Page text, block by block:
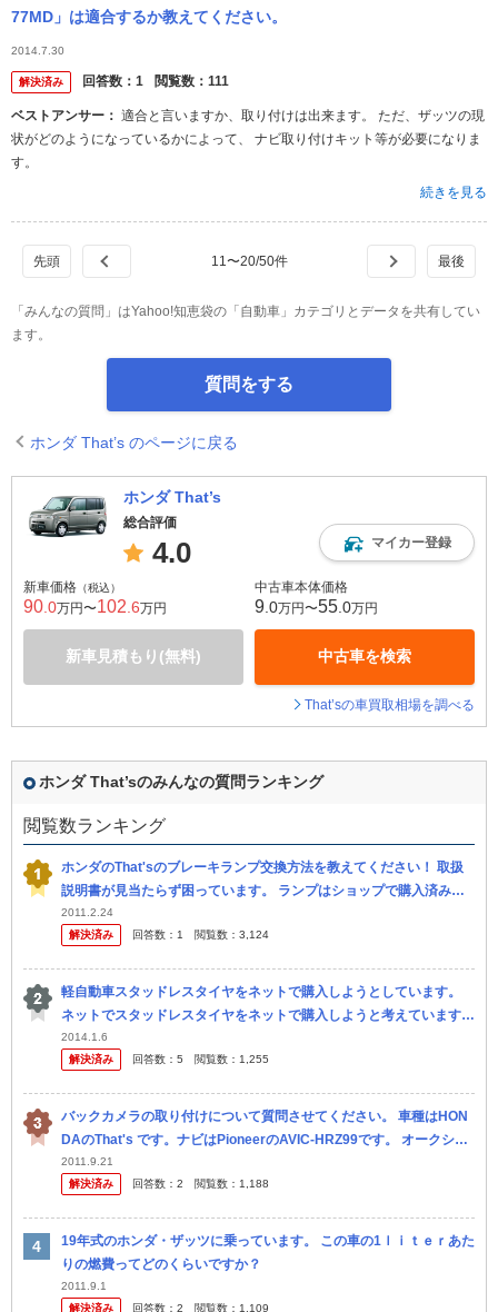
77MD」は適合するか教えてください。
2014.7.30
解決済み 回答数： 1 閲覧数： 111
ベストアンサー：
状がどのようになっているかによって、 ナビ取り付けキット等が必要になりま
す。
続きを見る
11 〜20/50件
「みんなの質問」はYahoo!知恵袋の「自動車」カテゴリとデータを共有してい
ます。
質問をする
ホンダ That’s のページに戻る
ホンダ That’s
総合評価
4.0 マイカー登録
新車価格 （税込）
90 .0万円〜102 .6万円
新車見積もり(無料)
中古車本体価格
9 .0万円〜55 .0万円
中古車を検索
That’sの車買取相場を調べる
ホンダ That’sのみんなの質問ランキング
閲覧数ランキング
ホンダのThat'sのブレーキランプ交換方法を教えてください！ 取扱
説明書が見当たらず困っています。 ランプはショップで購入済みで
す。 おそらく ボルトか何かを外し、カバーを取り、交換 だと思...
2011.2.24
解決済み
回答数： 1 閲覧数： 3,124
軽自動車スタッドレスタイヤをネットで購入しようとしています。
ネットでスタッドレスタイヤをネットで購入しようと考えています。
（コスト面を考えて） 今のところ、以下のサイトの4本セットが安く
て良さ...
2014.1.6
解決済み
回答数： 5 閲覧数： 1,255
バックカメラの取り付けについて質問させてください。 車種はHON
DAのThat's です。ナビはPioneerのAVIC-HRZ99です。 オークショ
ンで落札した海外製のバックカメラを取り付...
2011.9.21
解決済み
回答数： 2 閲覧数： 1,188
19年式のホンダ・ザッツに乗っています。 この車の1ｌｉｔｅｒあた
りの燃費ってどのくらいですか？
2011.9.1
解決済み
回答数： 2 閲覧数： 1,109